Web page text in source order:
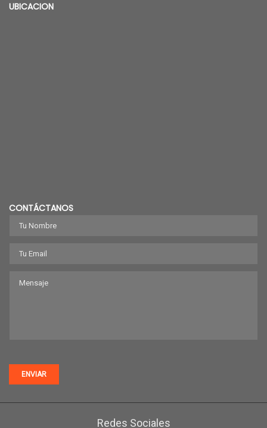
UBICACION
CONTÁCTANOS
ENVIAR
Redes Sociales